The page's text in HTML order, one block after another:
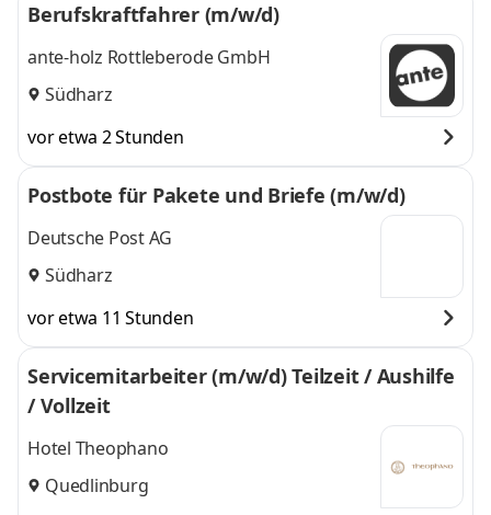
Berufskraftfahrer (m/w/d)
ante-holz Rottleberode GmbH
Südharz
vor etwa 2 Stunden
Postbote für Pakete und Briefe (m/w/d)
Deutsche Post AG
Südharz
vor etwa 11 Stunden
Servicemitarbeiter (m/w/d) Teilzeit / Aushilfe
/ Vollzeit
Hotel Theophano
Quedlinburg